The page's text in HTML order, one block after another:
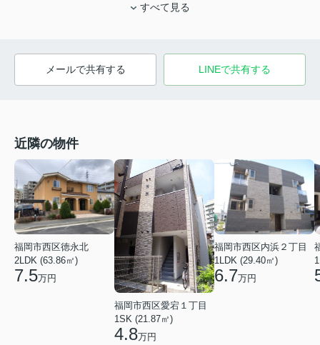
すべて見る
メールで共有する LINEで共有する
近隣の物件
福岡市西区徳永北
2LDK (63.86㎡)
7.5万円
福岡市西区愛宕１丁目
1SK (21.87㎡)
4.8万円
福岡市西区内浜２丁目
1LDK (29.40㎡)
6.7万円